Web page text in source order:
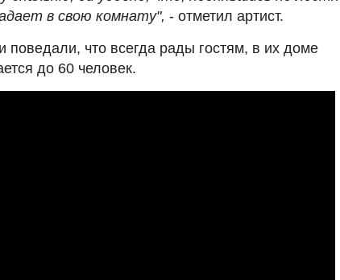
в свою комнату", - отметил артист.
поведали, что всегда рады гостям, в их доме
до 60 человек.